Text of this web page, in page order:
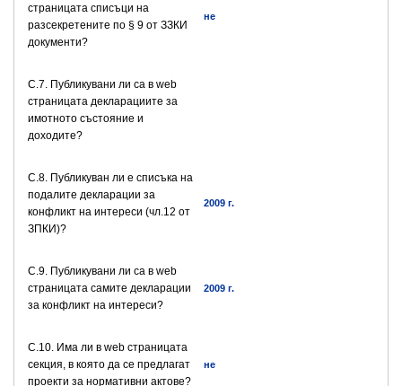
страницата списъци на
разсекретените по § 9 от ЗЗКИ
документи?
не
C.7. Публикувани ли са в web
страницата декларациите за
имотното състояние и
доходите?
C.8. Публикуван ли е списъка на
подалите декларации за
конфликт на интереси (чл.12 от
ЗПКИ)?
2009 г.
C.9. Публикувани ли са в web
страницата самите декларации
за конфликт на интереси?
2009 г.
C.10. Има ли в web страницата
секция, в която да се предлагат
проекти за нормативни актове?
не